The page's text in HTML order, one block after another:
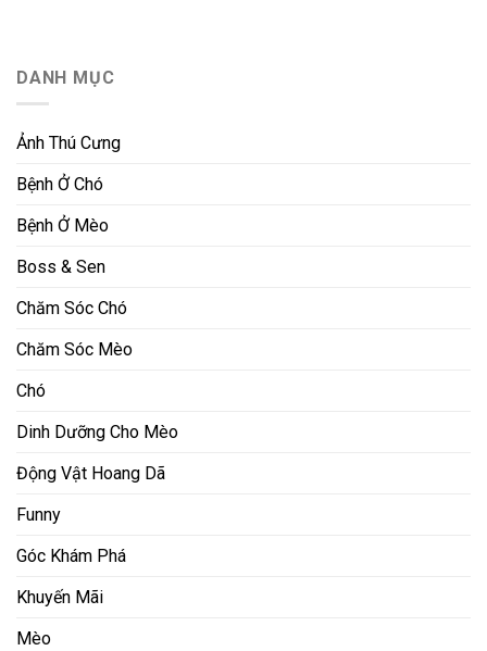
DANH MỤC
Ảnh Thú Cưng
Bệnh Ở Chó
Bệnh Ở Mèo
Boss & Sen
Chăm Sóc Chó
Chăm Sóc Mèo
Chó
Dinh Dưỡng Cho Mèo
Động Vật Hoang Dã
Funny
Góc Khám Phá
Khuyến Mãi
Mèo